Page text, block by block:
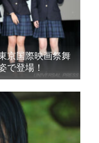
京国際映画祭舞
で登場！